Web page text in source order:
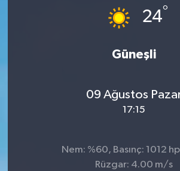
24°
Güneşli
09 Ağustos
17:15
Nem: %60, Basınç: 1012
Rüzgar: 4.00 m/s